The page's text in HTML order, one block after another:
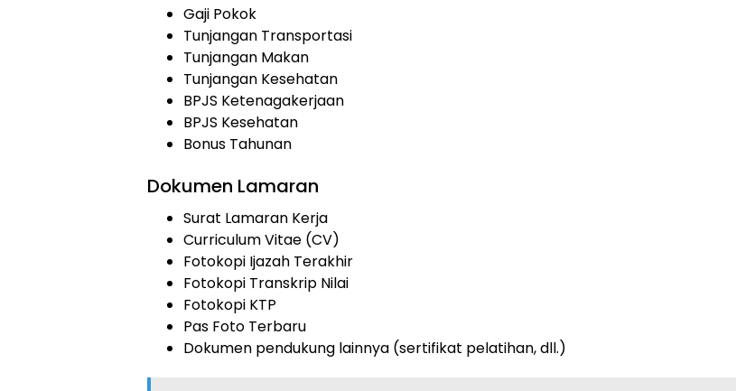
Gaji Pokok
Tunjangan Transportasi
Tunjangan Makan
Tunjangan Kesehatan
BPJS Ketenagakerjaan
BPJS Kesehatan
Bonus Tahunan
Dokumen Lamaran
Surat Lamaran Kerja
Curriculum Vitae (CV)
Fotokopi Ijazah Terakhir
Fotokopi Transkrip Nilai
Fotokopi KTP
Pas Foto Terbaru
Dokumen pendukung lainnya (sertifikat pelatihan, dll.)